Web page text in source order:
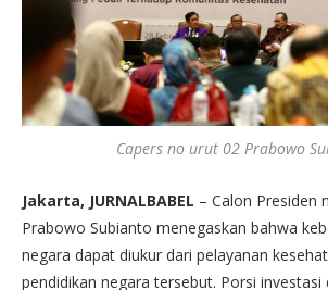
Capers no urut 02 Prabowo
Jakarta, JURNALBABEL – Calon Presiden
Prabowo Subianto menegaskan bahwa
negara dapat diukur dari pelayanan
pendidikan negara tersebut. Porsi investasi